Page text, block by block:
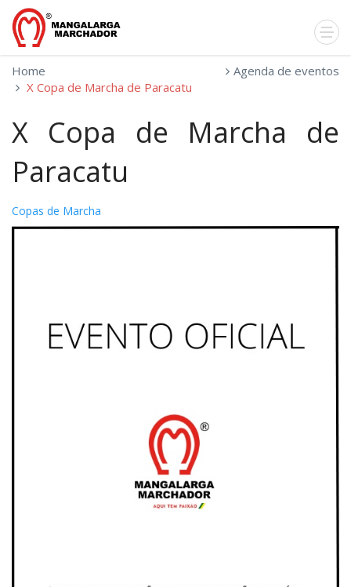
Home
Agenda de eventos
X Copa de Marcha de Paracatu
X Copa de Marcha de
Paracatu
Copas de Marcha